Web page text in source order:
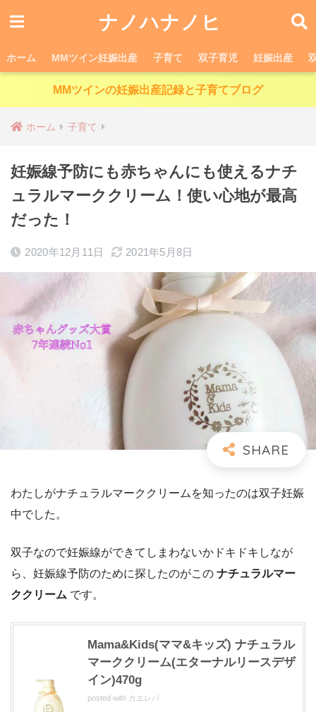
ナノハナノヒ
ホーム MMツイン妊娠出産 子育て 双子育児 妊娠出産
MMツインの妊娠出産記録と子育てブログ
ホーム 子育て
妊娠線予防にも赤ちゃんにも使えるナチ
ュラルマーククリーム！使い心地が最高
だった！
2020年12月11日 2021年5月8日
わたしがナチュラルマーククリームを知ったのは双子妊娠
中でした。
双子なので妊娠線ができてしまわないかドキドキしなが
ら、妊娠線予防のために探したのがこの ナチュラルマー
ククリーム です。
Mama&Kids(ママ&キッズ) ナチュラル
マーククリーム(エターナルリースデザ
イン)470g
posted with カエレバ